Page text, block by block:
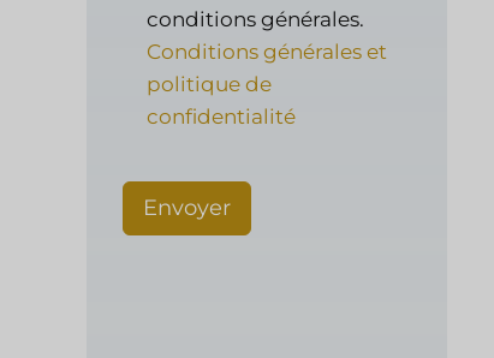
conditions générales.
Conditions générales et
politique de
confidentialité
Envoyer